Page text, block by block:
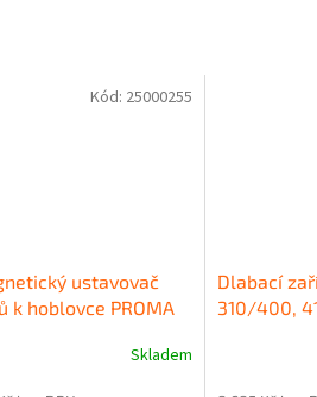
ustavovač
k hoblovce PROMA
Skladem
Kód: 25000255
Dlabací
310/400,